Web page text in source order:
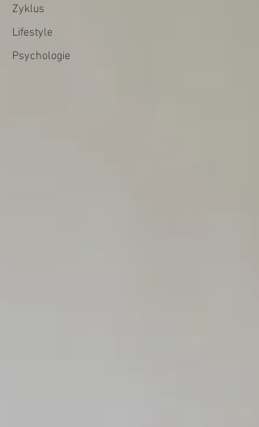
Zyklus
Lifestyle
Psychologie